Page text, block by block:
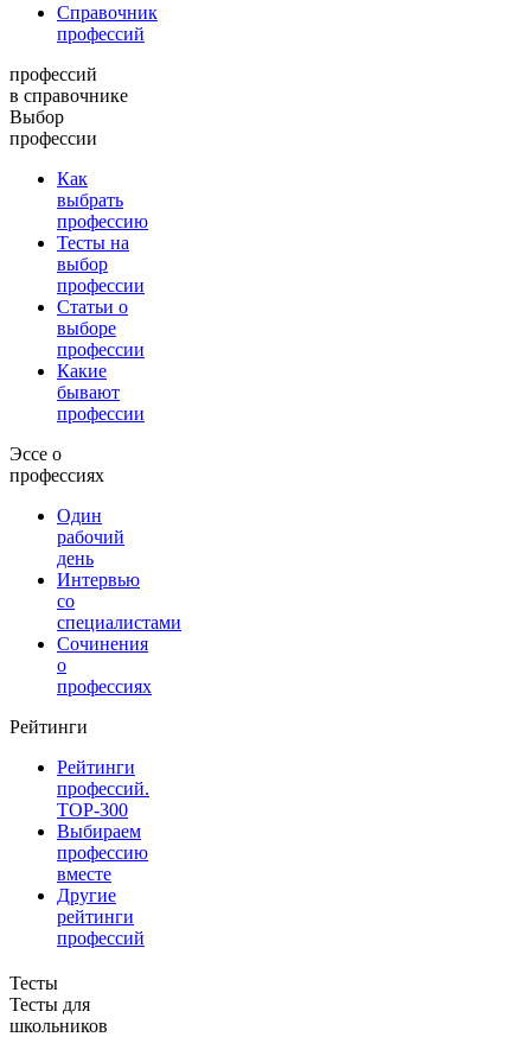
Справочник
профессий
профессий
в справочнике
Выбор
профессии
Как
выбрать
профессию
Тесты на
выбор
профессии
Статьи о
выборе
профессии
Какие
бывают
профессии
Эссе о
профессиях
Один
рабочий
день
Интервью
со
специалистами
Сочинения
о
профессиях
Рейтинги
Рейтинги
профессий.
TOP-300
Выбираем
профессию
вместе
Другие
рейтинги
профессий
Тесты
Тесты для
школьников